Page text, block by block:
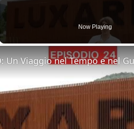
Now Playing
Un Viaggio nel Tempo e nel